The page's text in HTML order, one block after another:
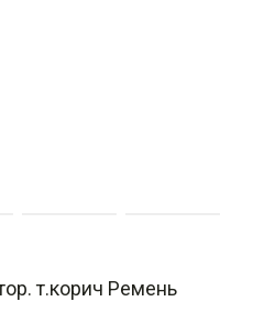
т.корич Ремень